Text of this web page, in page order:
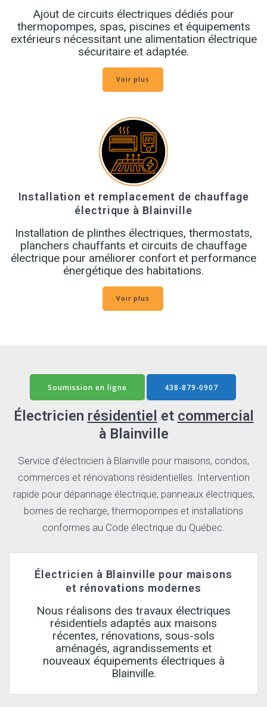
Ajout de circuits électriques dédiés pour
thermopompes, spas, piscines et équipements
extérieurs nécessitant une alimentation électrique
sécuritaire et adaptée.
Voir plus
Installation et remplacement de chauffage
électrique à Blainville
Installation de plinthes électriques, thermostats,
planchers chauffants et circuits de chauffage
électrique pour améliorer confort et performance
énergétique des habitations.
Voir plus
Soumission en ligne 438-879-0907
Électricien résidentiel et commercial
à Blainville
Service d’électricien à Blainville pour maisons, condos,
commerces et rénovations résidentielles. Intervention
rapide pour dépannage électrique, panneaux électriques,
bornes de recharge, thermopompes et installations
conformes au Code électrique du Québec.
Électricien à Blainville pour maisons
et rénovations modernes
Nous réalisons des travaux électriques
résidentiels adaptés aux maisons
récentes, rénovations, sous-sols
aménagés, agrandissements et
nouveaux équipements électriques à
Blainville.